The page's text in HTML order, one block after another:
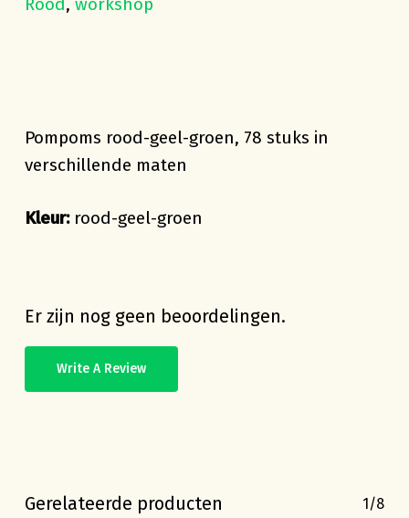
Pompoms rood-geel-groen, 78 stuks in
verschillende maten
Kleur: rood-geel-groen
Er zijn nog geen beoordelingen.
Write A Review
Gerelateerde producten 1/8